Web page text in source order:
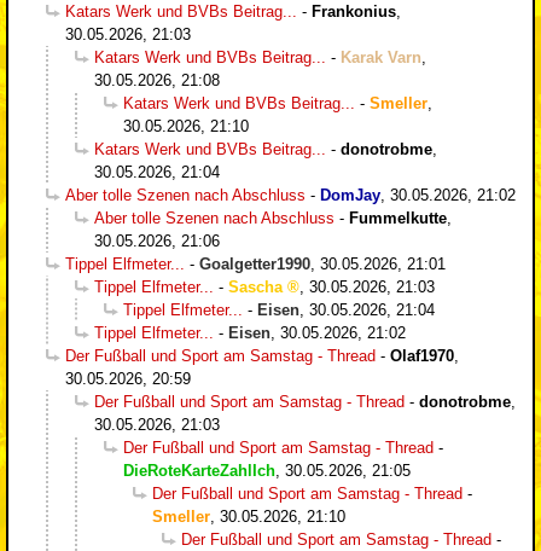
Katars Werk und BVBs Beitrag...
- Frankonius
30.05.2026, 21:03
Katars Werk und BVBs Beitrag...
- Karak Varn
30.05.2026, 21:08
Katars Werk und BVBs Beitrag...
- Smeller
30.05.2026, 21:10
Katars Werk und BVBs Beitrag...
- donotrobme
30.05.2026, 21:04
Aber tolle Szenen nach Abschluss - DomJay 30.05.2026, 21:02
Aber tolle Szenen nach Abschluss - Fummelkutte
30.05.2026, 21:06
Tippel Elfmeter...
- Goalgetter1990 30.05.2026, 21:01
Tippel Elfmeter...
- Sascha
30.05.2026, 21:03
Tippel Elfmeter...
- Eisen 30.05.2026, 21:04
Tippel Elfmeter...
- Eisen 30.05.2026, 21:02
Der Fußball und Sport am Samstag - Thread - Olaf1970
30.05.2026, 20:59
Der Fußball und Sport am Samstag - Thread - donotrobme
30.05.2026, 21:03
Der Fußball und Sport am Samstag - Thread -
DieRoteKarteZahlIch 30.05.2026, 21:05
Der Fußball und Sport am Samstag - Thread -
Smeller 30.05.2026, 21:10
Der Fußball und Sport am Samstag - Thread -